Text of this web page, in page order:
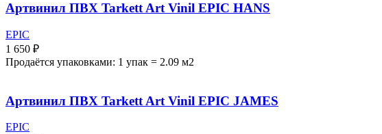
Артвинил ПВХ Tarkett Art Vinil EPIC HANS
EPIC
1 650 ₽
Продаётся упаковками: 1 упак = 2.09 м2
Артвинил ПВХ Tarkett Art Vinil EPIC JAMES
EPIC